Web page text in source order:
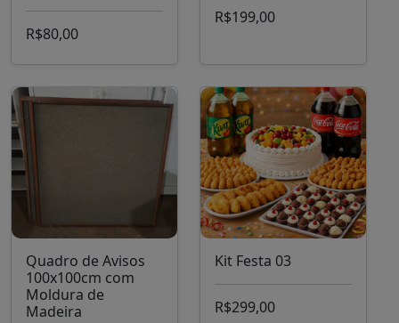
R$80,00
R$199,00
Quadro de Avisos
100x100cm com
Moldura de
Madeira
Kit Festa 03
R$299,00